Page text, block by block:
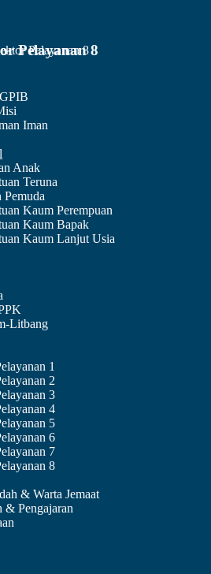
Iman
Anak
Teruna
Pemuda
Kaum Perempuan
Kaum Bapak
Kaum Lanjut Usia
Litbang
1
2
3
4
5
6
7
8
& Warta Jemaat
& Pengajaran
Pelayanan 8
Dkn. Juan
Ganda
Putra
Sibarani
- 2027
DIAKEN:
Juan
David
Dkn.